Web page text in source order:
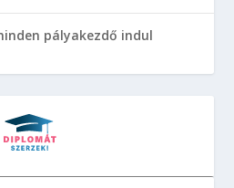
pályakezdő indul